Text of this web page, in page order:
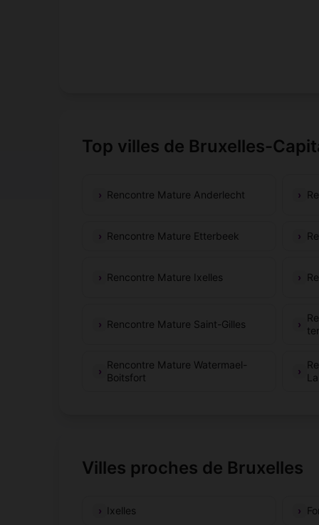
Top villes de Bruxelles-
Rencontre Mature Anderlecht
Rencontre Mature Etterbeek
Rencontre Mature Ixelles
Rencontre Mature Saint-Gilles
Rencontre Mature Watermael-
Boitsfort
Villes proches de Bruxelles
Ixelles